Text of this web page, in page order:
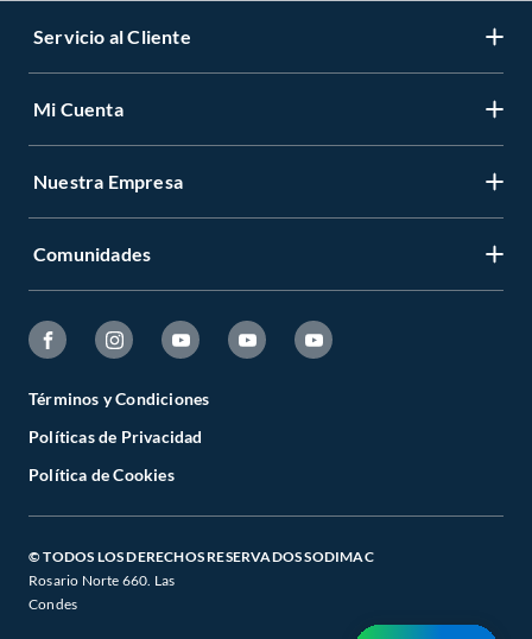
Servicio al Cliente
Mi Cuenta
Nuestra Empresa
Comunidades
Términos y Condiciones
Políticas de Privacidad
Política de Cookies
© TODOS LOS DERECHOS RESERVADOS SODIMAC
Rosario Norte 660. Las
Condes